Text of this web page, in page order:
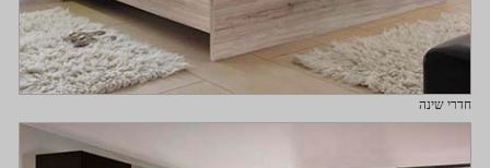
חדרי שינה